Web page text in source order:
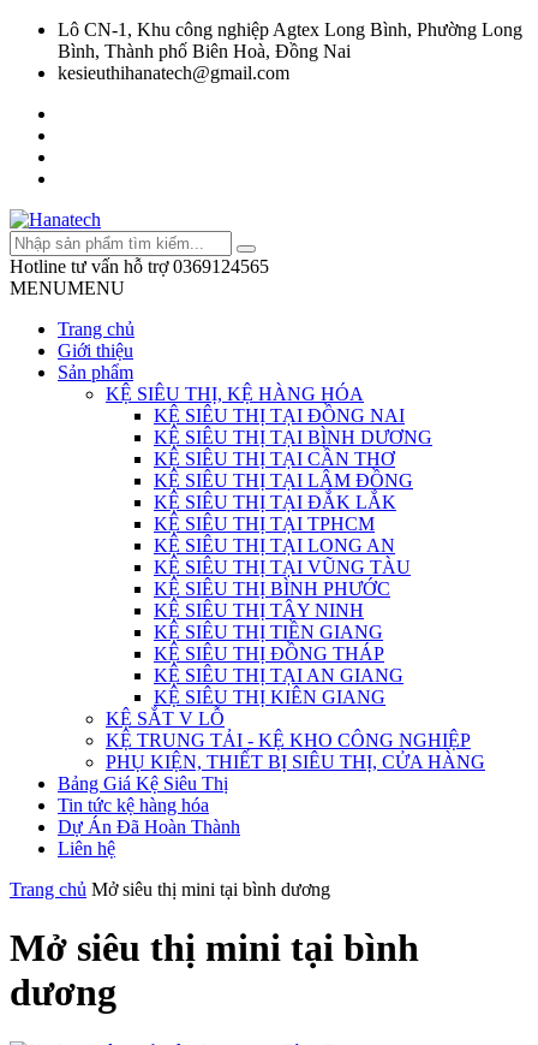
Lô CN-1, Khu công nghiệp Agtex Long Bình, Phường Long
Bình, Thành phố Biên Hoà, Đồng Nai
kesieuthihanatech@gmail.com
Hotline tư vấn hỗ trợ 0369124565
MENUMENU
Trang chủ
Giới thiệu
Sản phẩm
KỆ SIÊU THỊ, KỆ HÀNG HÓA
KỆ SIÊU THỊ TẠI ĐỒNG NAI
KỆ SIÊU THỊ TẠI BÌNH DƯƠNG
KỆ SIÊU THỊ TẠI CẦN THƠ
KỆ SIÊU THỊ TẠI LÂM ĐỒNG
KỆ SIÊU THỊ TẠI ĐẮK LẮK
KỆ SIÊU THỊ TẠI TPHCM
KỆ SIÊU THỊ TẠI LONG AN
KỆ SIÊU THỊ TẠI VŨNG TÀU
KỆ SIÊU THỊ BÌNH PHƯỚC
KỆ SIÊU THỊ TÂY NINH
KỆ SIÊU THỊ TIỀN GIANG
KỆ SIÊU THỊ ĐỒNG THÁP
KỆ SIÊU THỊ TẠI AN GIANG
KỆ SIÊU THỊ KIÊN GIANG
KỆ SẮT V LỖ
KỆ TRUNG TẢI - KỆ KHO CÔNG NGHIỆP
PHỤ KIỆN, THIẾT BỊ SIÊU THỊ, CỬA HÀNG
Bảng Giá Kệ Siêu Thị
Tin tức kệ hàng hóa
Dự Án Đã Hoàn Thành
Liên hệ
Trang chủ Mở siêu thị mini tại bình dương
Mở siêu thị mini tại bình
dương